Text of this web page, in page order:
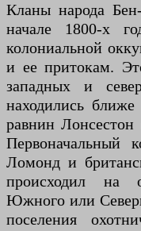
Кланы народа
начале 1800-х
колониальной
и ее притокам.
западных и
находились
равнин
Первоначальный
Ломонд и
происходил на
Южного или
поселения